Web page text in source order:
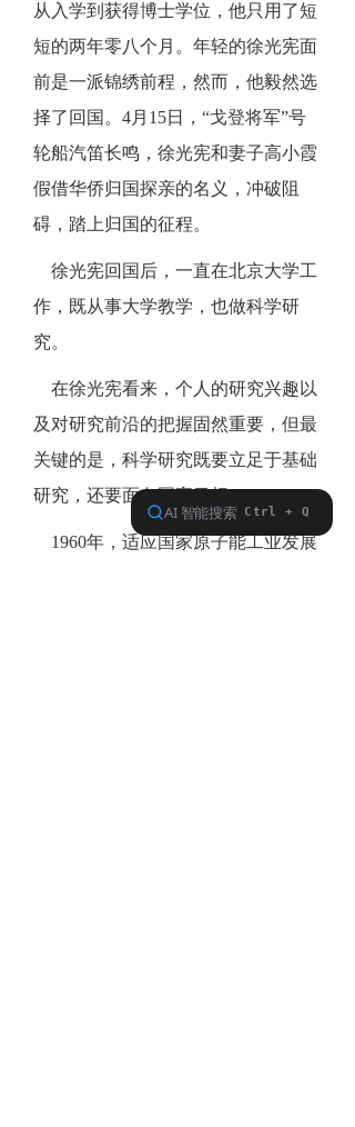
从入学到获得博士学位，他只用了短
短的两年零八个月。年轻的徐光宪面
前是一派锦绣前程，然而，他毅然选
择了回国。4月15日，“戈登将军”号
轮船汽笛长鸣，徐光宪和妻子高小霞
假借华侨归国探亲的名义，冲破阻
碍，踏上归国的征程。
徐光宪回国后，一直在北京大学工
作，既从事大学教学，也做科学研
究。
在徐光宪看来，个人的研究兴趣以
及对研究前沿的把握固然重要，但最
关键的是，科学研究既要立足于基础
研究，还要面向国家目标。
1960年，适应国家原子能工业发展